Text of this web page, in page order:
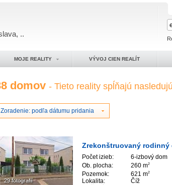
..
MOJE REALITY VÝVOJ CIEN REALÍT
domov- Tieto reality spĺňajú
Zoradenie: podľa dátumu pridania
29 fotografií
Počet izieb:
6-izbový dom
Ob. plocha:
260 m2
Pozemok: 621 m2
Lokalita:
Číž